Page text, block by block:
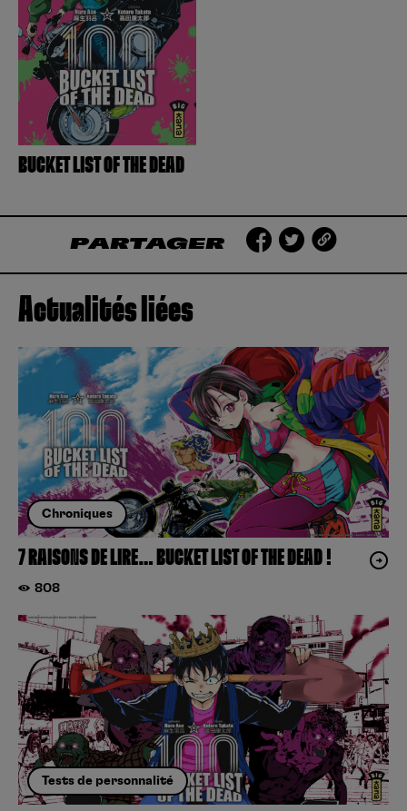
BUCKET LIST OF THE DEAD
PARTAGER
Actualités liées
Chroniques
7 RAISONS DE LIRE… BUCKET LIST OF THE DEAD !
808
Tests de personnalité
Se connecter
Hunter x Hunter
Fire Force
Black Butler